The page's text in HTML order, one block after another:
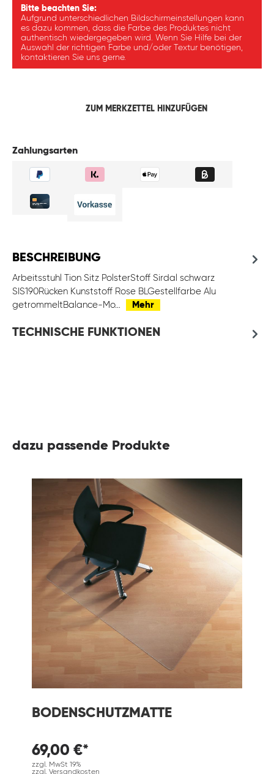
Bitte beachten Sie:
Aufgrund unterschiedlichen Bildschirmeinstellungen kann
es dazu kommen, dass die Farbe des Produktes nicht
authentisch wiedergegeben wird. Wenn Sie Hilfe bei der
Auswahl der richtigen Farbe und/oder Textur benötigen,
kontaktieren Sie uns gerne.
ZUM MERKZETTEL HINZUFÜGEN
Zahlungsarten
BESCHREIBUNG
Arbeitsstuhl Tion Sitz PolsterStoff Sirdal schwarz
SIS190Rücken Kunststoff Rose BLGestellfarbe Alu
getrommeltBalance-Mo…
Mehr
TECHNISCHE FUNKTIONEN
dazu passende Produkte
BODENSCHUTZMATTE
69,00 €*
zzgl. MwSt 19%
zzgl. Versandkosten